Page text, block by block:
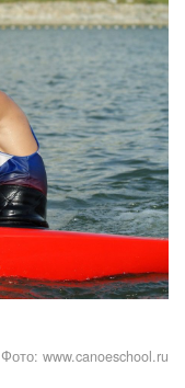
Фото: www.canoeschool.ru